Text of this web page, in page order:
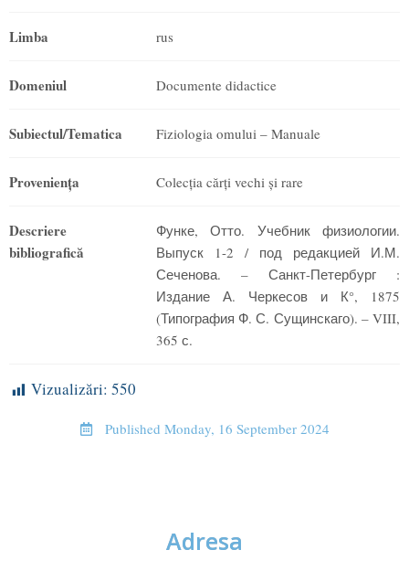
Limba rus
Domeniul Documente didactice
Subiectul/Tematica Fiziologia omului – Manuale
Provenienţa Colecția cărți vechi și rare
Descriere
bibliografică
Функе, Отто. Учебник физиологии.
Выпуск 1-2 / под редакцией И.М.
Сеченова. – Санкт-Петербург :
Издание А. Черкесов и К°, 1875
(Типография Ф. С. Сущинскаго). – VIII,
365 с.
Vizualizări: 550
Published Monday, 16 September 2024
Adresa